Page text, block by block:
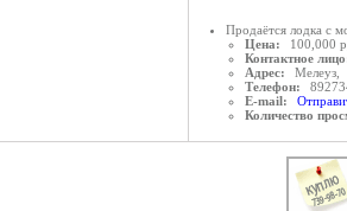
Продаётся лодка с
Цена:
100,000
Контактное
Адрес:
Мелеуз,
Телефон:
E-mail:
Количество